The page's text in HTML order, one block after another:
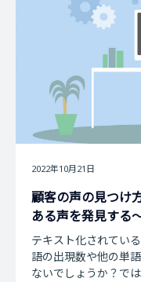
2022年10月21日
顧客の声の見つけ
ある声を発見する
テキスト化されてい
語の出現数や他の単
ないでしょうか？で